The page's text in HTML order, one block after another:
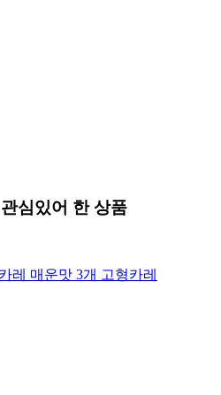
심있어 한 상품
레 매운맛 3개 고형카레